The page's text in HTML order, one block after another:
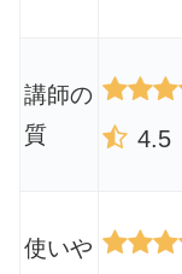
講師の
質
4.5
使いや